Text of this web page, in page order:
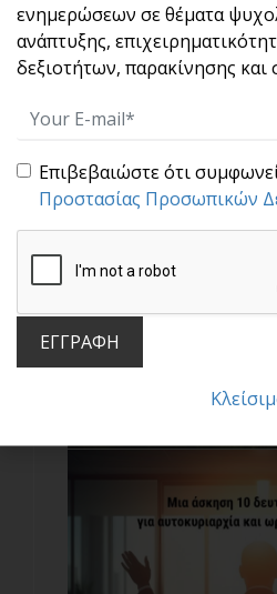
Μην κάνεις
Μη μπερδεύεις το ποιος
ενημερώσεων σε θέματα
ανάπτυξης,
δεξιοτήτων, παρακίνησης και
Επιβεβαιώστε ότι
Προστασίας Προσωπικών
ΕΓΓΡΑΦΗ